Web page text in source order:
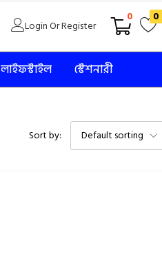
Login Or Register
0 0
লাইফস্টাইল স্টেশনারী
Sort by: Default sorting